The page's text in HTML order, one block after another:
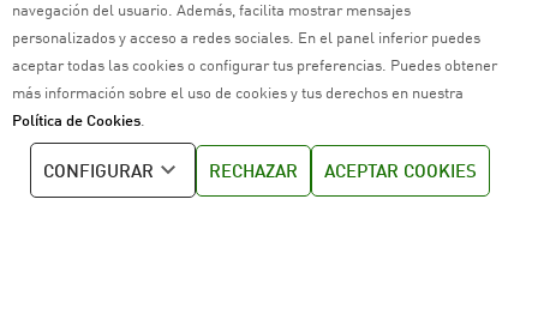
navegación del usuario. Además, facilita mostrar mensajes
personalizados y acceso a redes sociales. En el panel inferior puedes
aceptar todas las cookies o configurar tus preferencias. Puedes obtener
más información sobre el uso de cookies y tus derechos en nuestra
Política de Cookies
CONFIGURAR RECHAZAR ACEPTAR COOKIES
Ayuda y sitemap
Aviso legal
Política de cookies